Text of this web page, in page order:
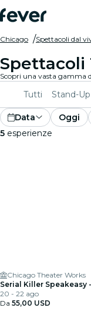
Chicago Spettacoli dal
Spettacoli
Tutti Stand-
Data Oggi
5 esperienze
Chicago Theater Works
Serial Killer Speakeasy
20 - 22 ago
Da 55,00 USD